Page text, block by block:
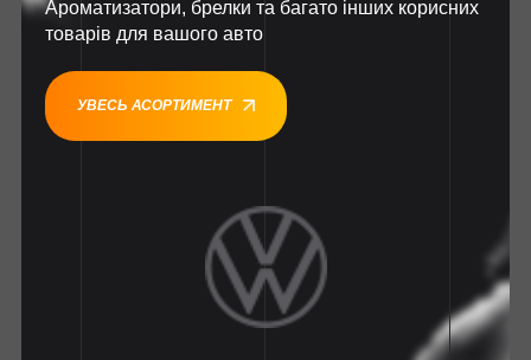
Ароматизатори, брелки та багато інших корисних
товарів для вашого авто
УВЕСЬ АСОРТИМЕНТ